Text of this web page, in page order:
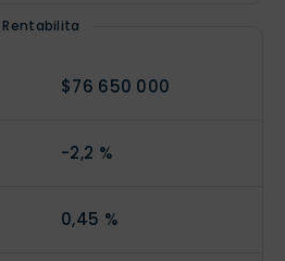
Rentabilita
$76 650 000
-2,2 %
0,45 %